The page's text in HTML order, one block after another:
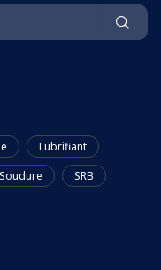
Lubrifiant
Soudure
SRB